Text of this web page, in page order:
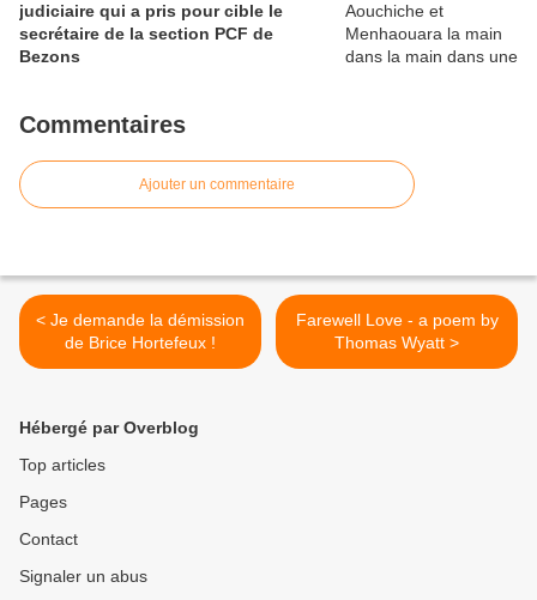
judiciaire qui a pris pour cible le
secrétaire de la section PCF de
Bezons
Commentaires
Ajouter un commentaire
< Je demande la démission
de Brice Hortefeux !
Farewell Love - a poem by
Thomas Wyatt >
Hébergé par Overblog
Top articles
Pages
Contact
Signaler un abus